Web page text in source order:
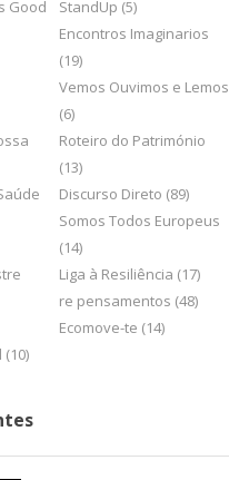
Good
StandUp (5)
Encontros Imaginarios
(19)
Vemos Ouvimos e Lemos
(6)
Roteiro do Património
(13)
Discurso Direto (89)
Somos Todos Europeus
(14)
Liga à Resiliência (17)
re pensamentos (48)
Ecomove-te (14)